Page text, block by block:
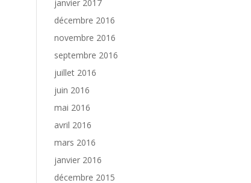
janvier 2017
décembre 2016
novembre 2016
septembre 2016
juillet 2016
juin 2016
mai 2016
avril 2016
mars 2016
janvier 2016
décembre 2015